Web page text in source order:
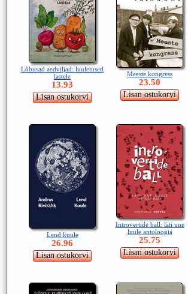
Lõbusad aedviljad: luuletused
lastele
13.93
Meeste kongress
23.50
Lend kuule
26.96
Introvertide ball: läti uue
luule antoloogia
25.75